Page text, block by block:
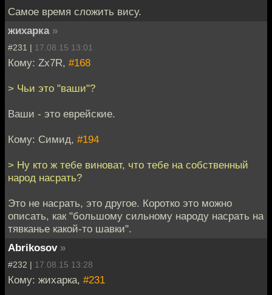
Самое время сложить вису.
жихарка »
#231 | 17.08.15 13:01
Кому: Zx7R, #168
> Чьи это "ваши"?
Ваши - это еврейские.
Кому: Симид, #194
> Ну кто ж тебе виноват, что тебе на собственный
народ насрать?
Это не насрать, это другое. Коротко это можно
описать, как "большому сильному народу насрать на
тявканье какой-то шавки".
Abrikosov »
#232 | 17.08.15 13:28
Кому: жихарка, #231